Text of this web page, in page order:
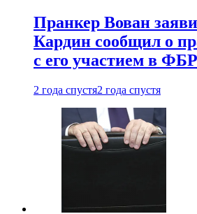
Пранкер Вован
Кардин сообщил о
с его участием в ФБР
2 года спустя2 года спустя